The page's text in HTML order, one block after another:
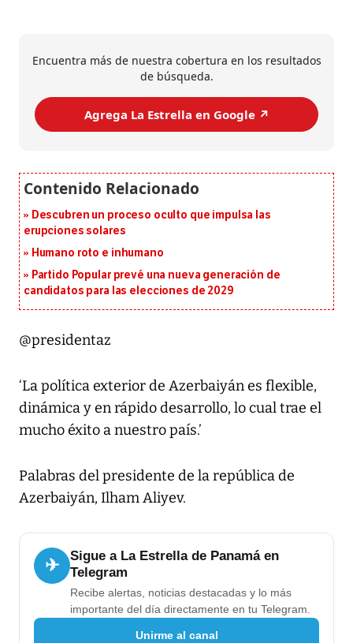
Encuentra más de nuestra cobertura en los resultados
de búsqueda.
Agrega La Estrella en Google ↗️
Descubren un proceso oculto que impulsa las
erupciones solares
Humano roto e inhumano
Partido Popular prevé una nueva generación de
candidatos para las elecciones de 2029
@presidentaz
‘La política exterior de Azerbaiyán es flexible,
dinámica y en rápido desarrollo, lo cual trae el
mucho éxito a nuestro país.’
Palabras del presidente de la república de
Azerbaiyán, Ilham Aliyev.
✈
Sigue a La Estrella de Panamá en
Telegram
Recibe alertas, noticias destacadas y lo más
importante del día directamente en tu Telegram.
Unirme al canal